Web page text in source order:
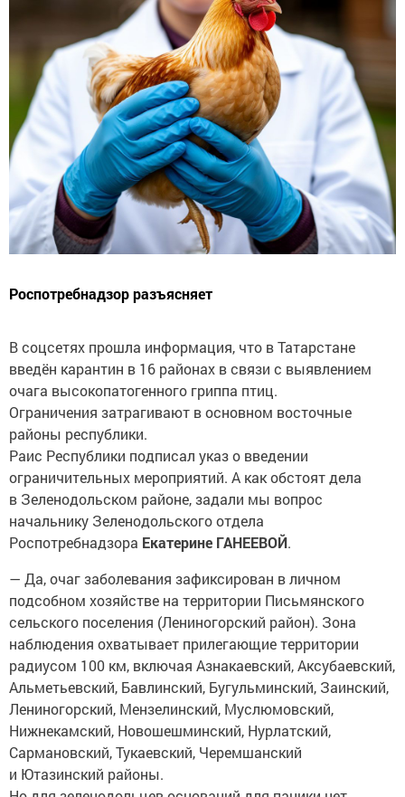
Роспотребнадзор разъясняет
В соцсетях прошла информация, что в Татарстане
введён карантин в 16 районах в связи с выявлением
очага высокопатогенного гриппа птиц.
Ограничения затрагивают в основном восточные
районы республики.
Раис Республики подписал указ о введении
ограничительных мероприятий. А как обстоят дела
в Зеленодольском районе, задали мы вопрос
начальнику Зеленодольского отдела
Роспотребнадзора Екатерине ГАНЕЕВОЙ.
— Да, очаг заболевания зафиксирован в личном
подсобном хозяйстве на территории Письмянского
сельского поселения (Лениногорский район). Зона
наблюдения охватывает прилегающие территории
радиусом 100 км, включая Азнакаевский, Аксубаевский,
Альметьевский, Бавлинский, Бугульминский, Заинский,
Лениногорский, Мензелинский, Муслюмовский,
Нижнекамский, Новошешминский, Нурлатский,
Сармановский, Тукаевский, Черемшанский
и Ютазинский районы.